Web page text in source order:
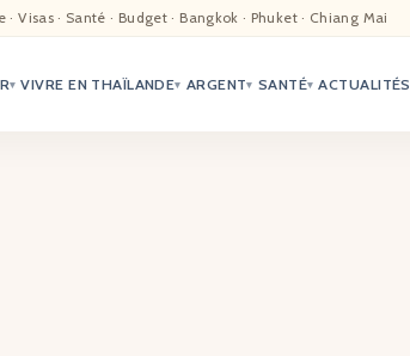
Visas · Santé · Budget · Bangkok · Phuket · Chiang Mai
▾ VIVRE EN THAÏLANDE▾ ARGENT▾ SANTÉ▾ ACTUALITÉS